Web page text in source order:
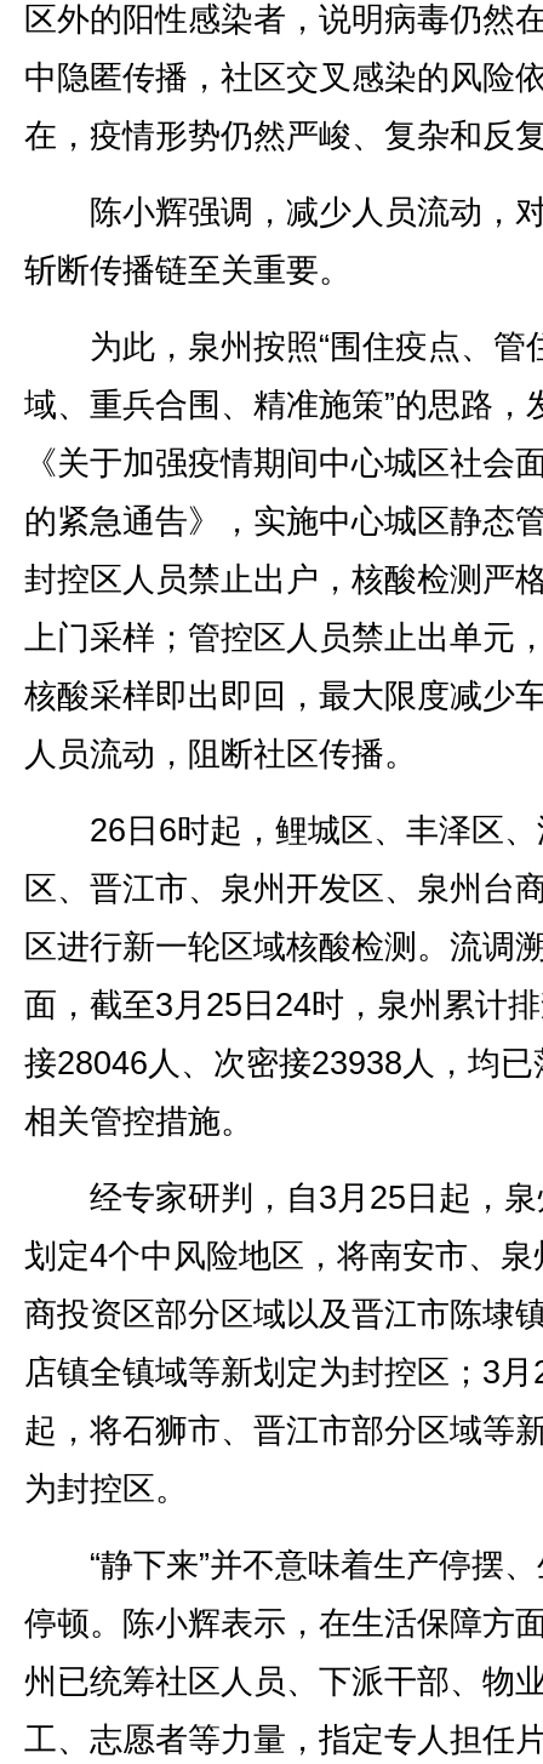
区外的阳性感染者，说明病毒仍然
中隐匿传播，社区交叉感染的风险
在，疫情形势仍然严峻、复杂和反
陈小辉强调，减少人员流动，
斩断传播链至关重要。
为此，泉州按照“围住疫点、管
域、重兵合围、精准施策”的思路，
《关于加强疫情期间中心城区社会
的紧急通告》，实施中心城区静态
封控区人员禁止出户，核酸检测严
上门采样；管控区人员禁止出单元
核酸采样即出即回，最大限度减少
人员流动，阻断社区传播。
26日6时起，鲤城区、丰泽区、
区、晋江市、泉州开发区、泉州台
区进行新一轮区域核酸检测。流调
面，截至3月25日24时，泉州累计
接28046人、次密接23938人，均已
相关管控措施。
经专家研判，自3月25日起，泉
划定4个中风险地区，将南安市、泉
商投资区部分区域以及晋江市陈埭
店镇全镇域等新划定为封控区；3月
起，将石狮市、晋江市部分区域等
为封控区。
“静下来”并不意味着生产停摆、
停顿。陈小辉表示，在生活保障方
州已统筹社区人员、下派干部、物
工、志愿者等力量，指定专人担任